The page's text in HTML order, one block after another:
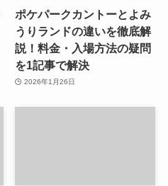
ポケパークカントーとよみ
うりランドの違いを徹底解
説！料金・入場方法の疑問
を1記事で解決
2026年1月26日